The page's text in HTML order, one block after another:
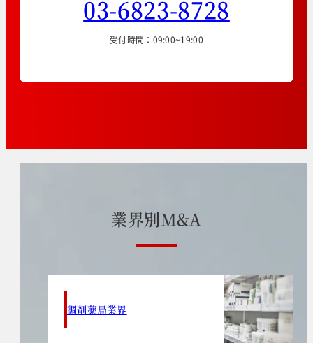
03-6823-8728
受付時間：09:00~19:00
業界別M&A
調剤薬局業界